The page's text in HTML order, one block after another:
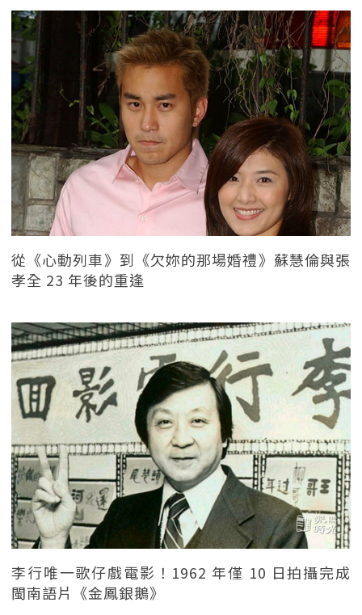
從《心動列車》到《欠妳的那場婚禮》蘇慧倫與張
孝全 23 年後的重逢
李行唯一歌仔戲電影！1962 年僅 10 日拍攝完成
閩南語片《金鳳銀鵝》